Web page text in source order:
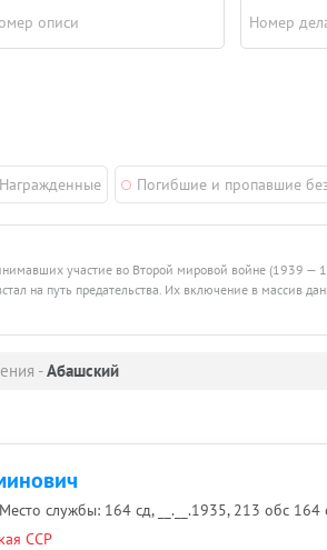
описи Номер
Награжденные Погибшие и пропавшие
участие во Второй мировой войне (1939
на путь предательства. Их включение в массив
-Абашский
службы: 164 сд, __.__.1935, 213 обс 164
ССР